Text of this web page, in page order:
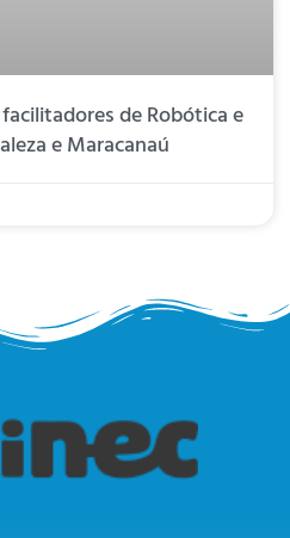
de Robótica e
e Maracanaú